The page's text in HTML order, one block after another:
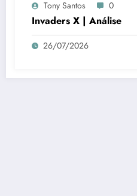
Tony Santos 0
Invaders X | Análise
26/07/2026